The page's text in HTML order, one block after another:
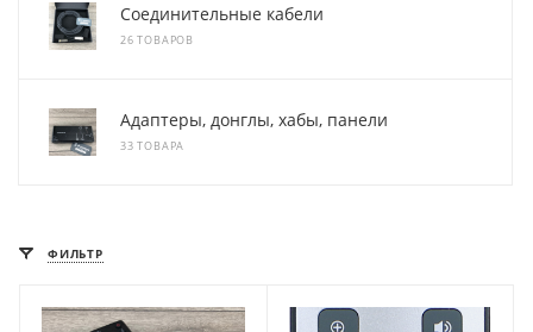
Соединительные кабели
26 ТОВАРОВ
Адаптеры, донглы, хабы, панели
33 ТОВАРА
ФИЛЬТР